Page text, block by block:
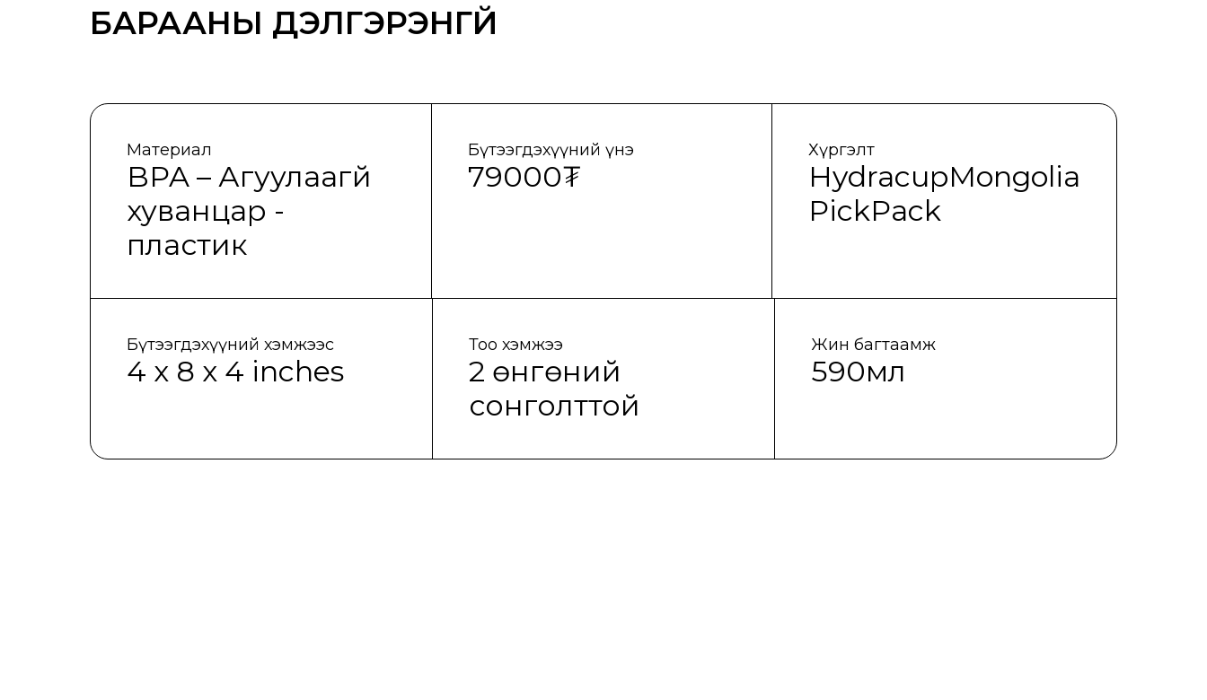
БАРААНЫ ДЭЛГЭРЭНГҮЙ
Материал
BPA – Агуулаагүй
хуванцар -
пластик
Бүтээгдэхүүний үнэ
79000₮
Хүргэлт
HydracupMongolia
PickPack
Бүтээгдэхүүний хэмжээс
4 x 8 x 4 inches
Тоо хэмжээ
2 өнгөний
сонголттой
Жин багтаамж
590мл